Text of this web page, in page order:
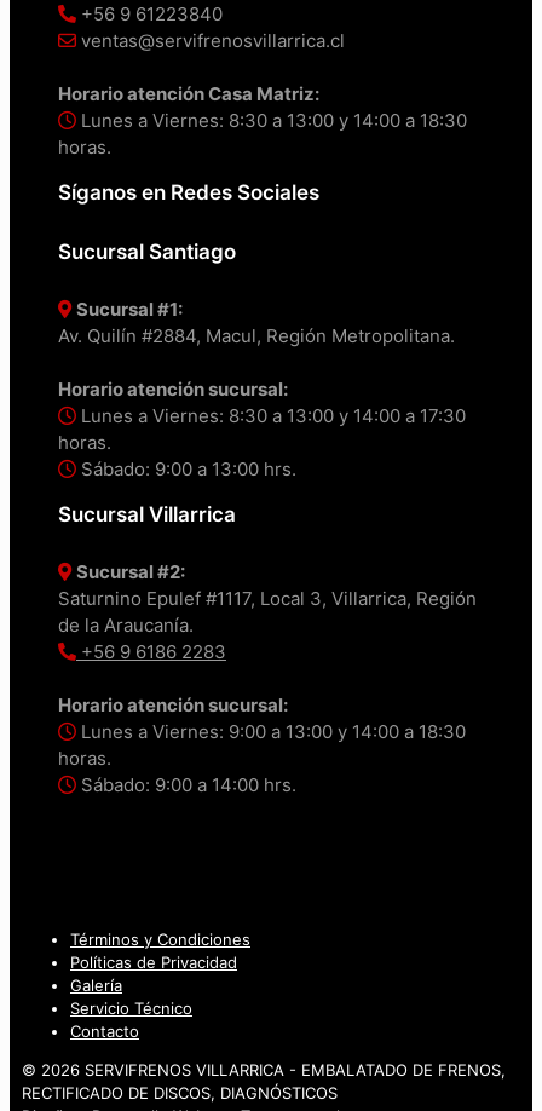
+56 9 61223840
ventas@servifrenosvillarrica.cl
Horario atención Casa Matriz:
Lunes a Viernes: 8:30 a 13:00 y 14:00 a 18:30
horas.
Síganos en Redes Sociales
Sucursal Santiago
Sucursal #1:
Av. Quilín #2884, Macul, Región Metropolitana.
Horario atención sucursal:
Lunes a Viernes: 8:30 a 13:00 y 14:00 a 17:30
horas.
Sábado: 9:00 a 13:00 hrs.
Sucursal Villarrica
Sucursal #2:
Saturnino Epulef #1117, Local 3, Villarrica, Región
de la Araucanía.
+56 9 6186 2283
Horario atención sucursal:
Lunes a Viernes: 9:00 a 13:00 y 14:00 a 18:30
horas.
Sábado: 9:00 a 14:00 hrs.
Términos y Condiciones
Políticas de Privacidad
Galería
Servicio Técnico
Contacto
© 2026 SERVIFRENOS VILLARRICA - EMBALATADO DE FRENOS,
RECTIFICADO DE DISCOS, DIAGNÓSTICOS